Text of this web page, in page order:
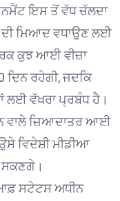
ਇਸ ਤੋਂ ਵੱਧ ਚੱਲਦਾ
ਦੀ ਮਿਆਦ ਵਧਾਉਣ ਲਈ
ਕੁਝ ਆਈ ਵੀਜ਼ਾ
ਰਹੇਗੀ, ਜਦਕਿ
ਲਈ ਵੱਖਰਾ ਪ੍ਰਬੰਧ ਹੈ।
ਵਾਲੇ ਜ਼ਿਆਦਾਤਰ ਆਈ
ਵਿਦੇਸ਼ੀ ਮੀਡੀਆ
ਸਕਣਗੇ।
ਸਟੇਟਸ ਅਧੀਨ